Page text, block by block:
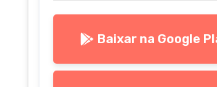
Baixar na Google